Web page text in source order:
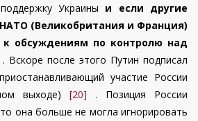
Украины и если другие
(Великобритания и Франция)
к обсуждениям по контролю над
. Вскоре после этого Путин подписал
участие России
выходе) [20] . Позиция России
она больше не могла игнорировать